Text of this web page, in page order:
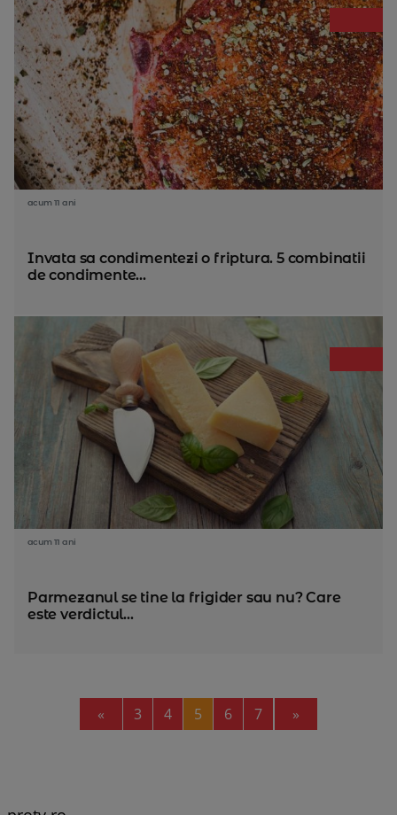
acum 11 ani
Invata sa condimentezi o friptura. 5 combinatii
de condimente...
acum 11 ani
Parmezanul se tine la frigider sau nu? Care
este verdictul...
« Previous
3 4 5 6 7 »